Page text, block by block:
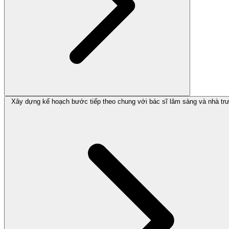
Xây dựng kế hoạch bước tiếp theo chung với bác sĩ lâm sàng và nhà